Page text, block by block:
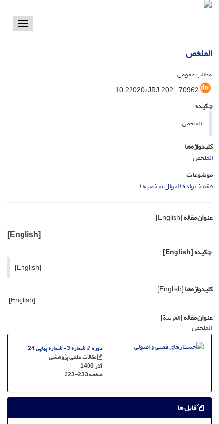
Toggle
الملخص
مطالب عمومی
10.22020/JRJ.2021.70962
چکیده
الملخص
کلیدواژه‌ها
الملخص
موضوعات
فقه خانواده (احوال شخصیه)
عنوان مقاله[English]
[English]
چکیده[English]
[English]
کلیدواژه‌ها[English]
[English]
عنوان مقاله[العربیة]
الملخص
دوره 7، شماره 3 - شماره پیاپی 24
مقالات علمی پژوهشی
آذر 1400
صفحه223-233
فایل ها